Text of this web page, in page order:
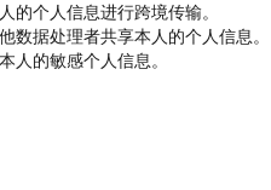
的个人信息进行跨境传输。
数据处理者共享本人的个人信息。
人的敏感个人信息。